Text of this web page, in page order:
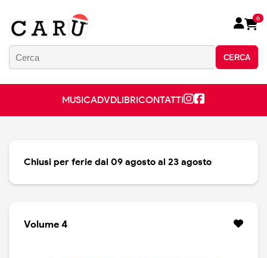
CERCA
0
MUSICADVDLIBRICONTATTI
Chiusi per ferie dal 09 agosto al 23 agosto
Volume 4